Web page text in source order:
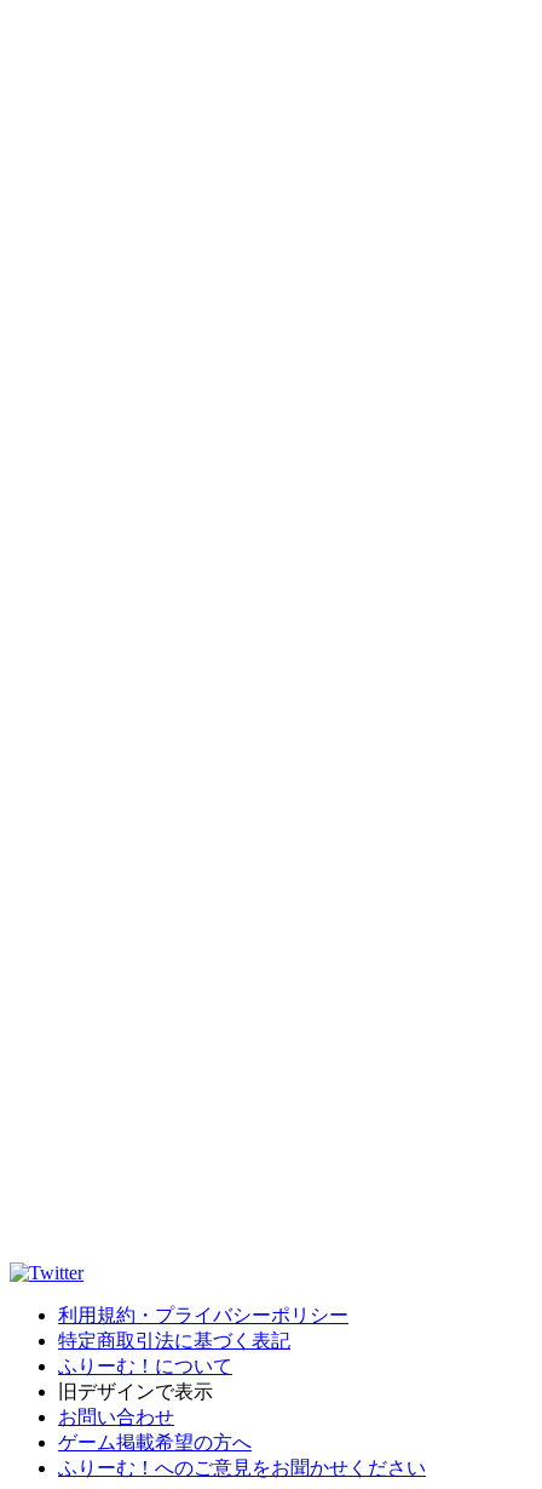
利用規約・プライバシーポリシー
特定商取引法に基づく表記
ふりーむ！について
旧デザインで表示
お問い合わせ
ゲーム掲載希望の方へ
ふりーむ！へのご意見をお聞かせください